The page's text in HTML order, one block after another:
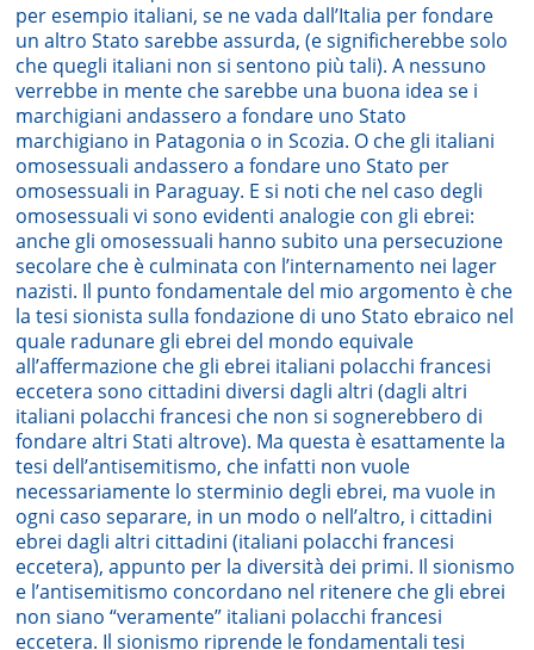
per esempio italiani, se ne vada dall’Italia per fondare
un altro Stato sarebbe assurda, (e significherebbe solo
che quegli italiani non si sentono più tali). A nessuno
verrebbe in mente che sarebbe una buona idea se i
marchigiani andassero a fondare uno Stato
marchigiano in Patagonia o in Scozia. O che gli italiani
omosessuali andassero a fondare uno Stato per
omosessuali in Paraguay. E si noti che nel caso degli
omosessuali vi sono evidenti analogie con gli ebrei:
anche gli omosessuali hanno subito una persecuzione
secolare che è culminata con l’internamento nei lager
nazisti. Il punto fondamentale del mio argomento è che
la tesi sionista sulla fondazione di uno Stato ebraico nel
quale radunare gli ebrei del mondo equivale
all’affermazione che gli ebrei italiani polacchi francesi
eccetera sono cittadini diversi dagli altri (dagli altri
italiani polacchi francesi che non si sognerebbero di
fondare altri Stati altrove). Ma questa è esattamente la
tesi dell’antisemitismo, che infatti non vuole
necessariamente lo sterminio degli ebrei, ma vuole in
ogni caso separare, in un modo o nell’altro, i cittadini
ebrei dagli altri cittadini (italiani polacchi francesi
eccetera), appunto per la diversità dei primi. Il sionismo
e l’antisemitismo concordano nel ritenere che gli ebrei
non siano “veramente” italiani polacchi francesi
eccetera. Il sionismo riprende le fondamentali tesi